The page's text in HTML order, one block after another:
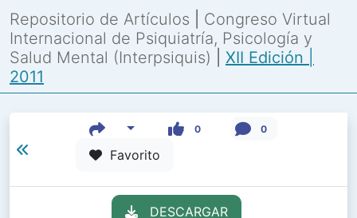
Repositorio de Artículos
Congreso Virtual
Internacional de Psiquiatría, Psicología y
Salud Mental (Interpsiquis)
XII Edición |
2011
0 0
Favorito
DESCARGAR